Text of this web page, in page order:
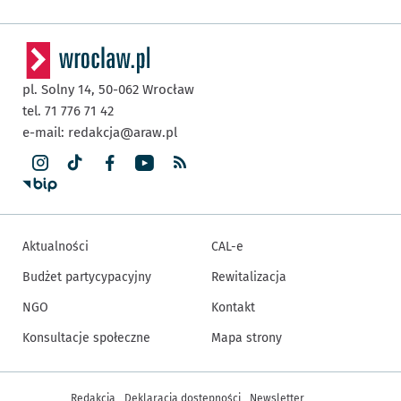
pl. Solny 14, 50-062 Wrocław
tel. 71 776 71 42
e-mail: redakcja@araw.pl
Aktualności
Budżet partycypacyjny
NGO
Konsultacje społeczne
CAL-e
Rewitalizacja
Kontakt
Mapa strony
Inne informacje